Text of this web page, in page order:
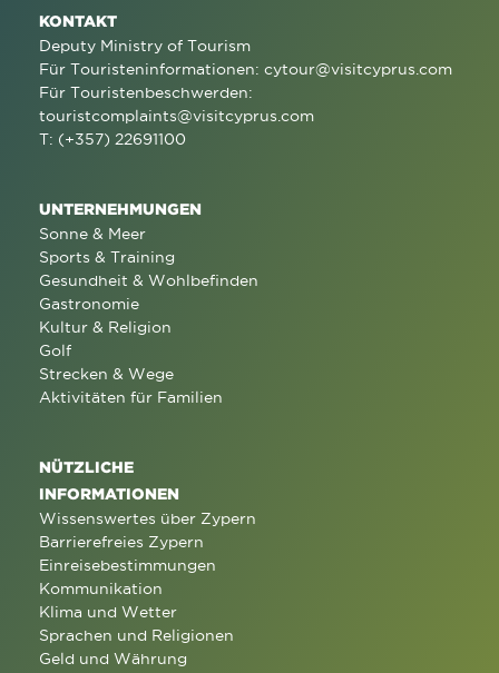
KONTAKT
Deputy Ministry of Tourism
Für Touristeninformationen: cytour@visitcyprus.com
Für Touristenbeschwerden:
touristcomplaints@visitcyprus.com
T: (+357) 22691100
UNTERNEHMUNGEN
Sonne & Meer
Sports & Training
Gesundheit & Wohlbefinden
Gastronomie
Kultur & Religion
Golf
Strecken & Wege
Aktivitäten für Familien
NÜTZLICHE
INFORMATIONEN
Wissenswertes über Zypern
Barrierefreies Zypern
Einreisebestimmungen
Kommunikation
Klima und Wetter
Sprachen und Religionen
Geld und Währung